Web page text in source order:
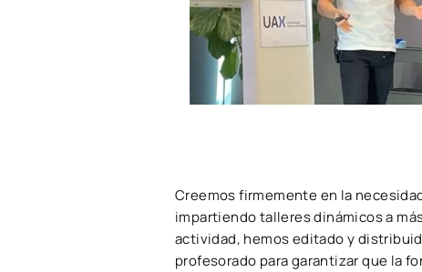
Creemos firmemente en la
impartiendo talleres dinámicos a
actividad, hemos editado y
profesorado para garantizar que la